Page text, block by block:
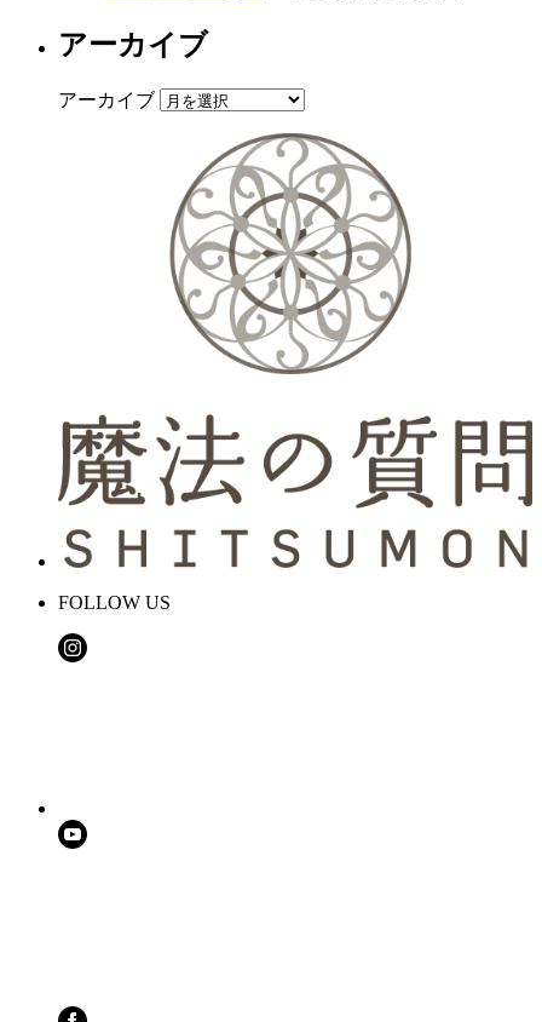
アーカイブ
アーカイブ
FOLLOW US